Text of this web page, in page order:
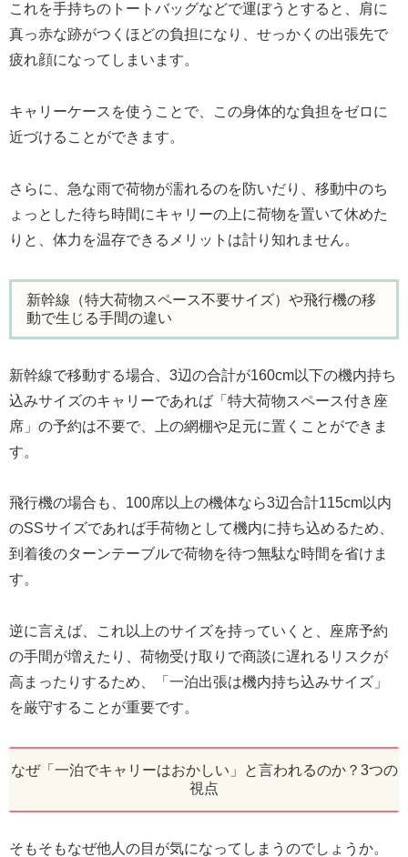
これを手持ちのトートバッグなどで運ぼうとすると、肩に
真っ赤な跡がつくほどの負担になり、せっかくの出張先で
疲れ顔になってしまいます。
キャリーケースを使うことで、この身体的な負担をゼロに
近づけることができます。
さらに、急な雨で荷物が濡れるのを防いだり、移動中のち
ょっとした待ち時間にキャリーの上に荷物を置いて休めた
りと、体力を温存できるメリットは計り知れません。
新幹線（特大荷物スペース不要サイズ）や飛行機の移
動で生じる手間の違い
新幹線で移動する場合、3辺の合計が160cm以下の機内持ち
込みサイズのキャリーであれば「特大荷物スペース付き座
席」の予約は不要で、上の網棚や足元に置くことができま
す。
飛行機の場合も、100席以上の機体なら3辺合計115cm以内
のSSサイズであれば手荷物として機内に持ち込めるため、
到着後のターンテーブルで荷物を待つ無駄な時間を省けま
す。
逆に言えば、これ以上のサイズを持っていくと、座席予約
の手間が増えたり、荷物受け取りで商談に遅れるリスクが
高まったりするため、「一泊出張は機内持ち込みサイズ」
を厳守することが重要です。
なぜ「一泊でキャリーはおかしい」と言われるのか？3つの
視点
そもそもなぜ他人の目が気になってしまうのでしょうか。